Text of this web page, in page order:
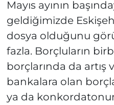
Mayıs ayının
geldiğimizde
dosya olduğunu
fazla. Borçluların
borçlarında da artış
bankalara olan
ya da